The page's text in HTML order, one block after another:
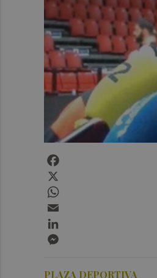
PLAZA DEPORTIVA